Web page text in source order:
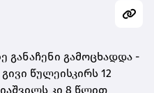
განაჩენი გამოცხადდა -
წულეისკირს 12
კი 8 წლით